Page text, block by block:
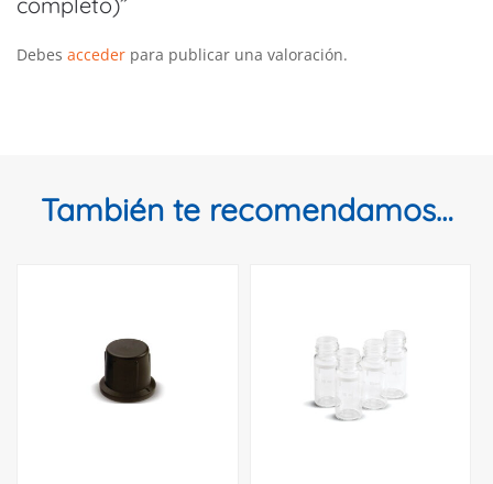
Debes acceder para publicar una valoración.
También te recomendamos…